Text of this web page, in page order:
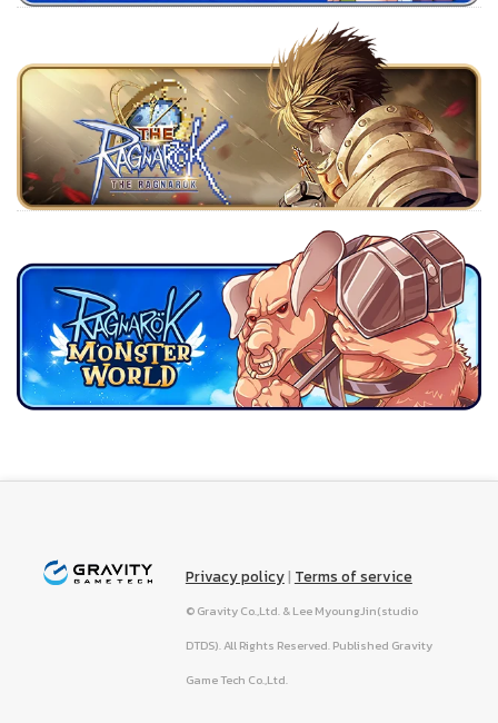
Privacy policy| Terms of service
© Gravity Co.,Ltd. & Lee MyoungJin(studio
DTDS). All Rights Reserved. Published Gravity
Game Tech Co.,Ltd.